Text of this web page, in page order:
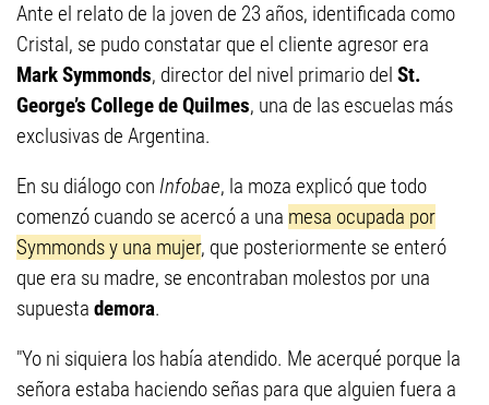
Ante el relato de la joven de 23 años, identificada como
Cristal, se pudo constatar que el cliente agresor era
Mark Symmonds, director del nivel primario del St.
George’s College de Quilmes, una de las escuelas más
exclusivas de Argentina.
En su diálogo con Infobae, la moza explicó que todo
comenzó cuando se acercó a una mesa ocupada por
Symmonds y una mujer, que posteriormente se enteró
que era su madre, se encontraban molestos por una
supuesta demora.
"Yo ni siquiera los había atendido. Me acerqué porque la
señora estaba haciendo señas para que alguien fuera a